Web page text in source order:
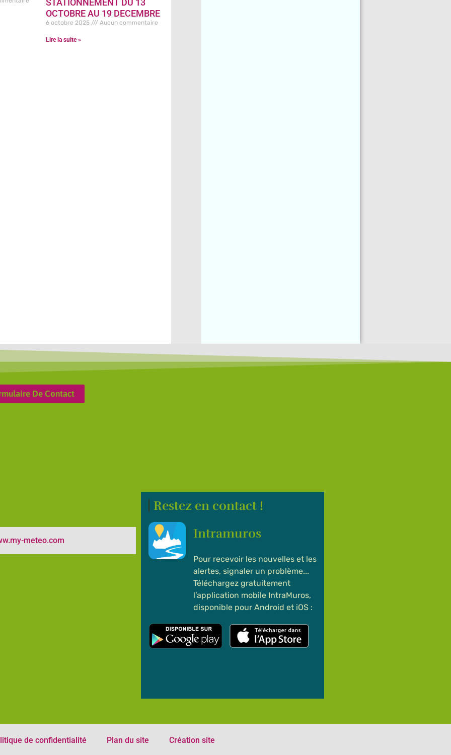
STATIONNEMENT DU 13
OCTOBRE AU 19 DECEMBRE
6 octobre 2025 Aucun commentaire
Lire la suite »
De Contact
meteo.com
Restez en contact !
Intramuros
Pour recevoir les nouvelles et les
alertes, signaler un problème...
Téléchargez gratuitement
l’application mobile IntraMuros,
disponible pour Android et iOS :
de confidentialité Plan du site Création site